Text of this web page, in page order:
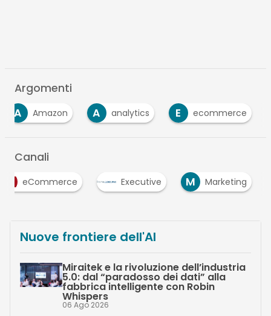
Argomenti
A
Amazon A analytics E ecommerce
Canali
eCommerce Executive M Marketing
Nuove frontiere dell'AI
Miraitek e la rivoluzione dell’industria
5.0: dal “paradosso dei dati” alla
fabbrica intelligente con Robin
Whispers
06 Ago 2026